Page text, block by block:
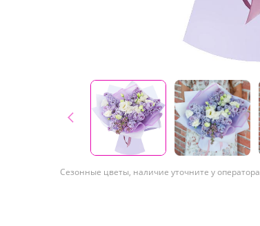
Сезонные цветы, наличие уточните у оператора